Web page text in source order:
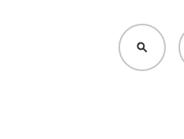
SUCHEN